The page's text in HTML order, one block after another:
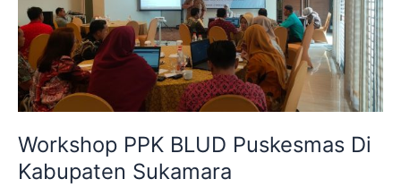
Workshop PPK BLUD Puskesmas Di
Kabupaten Sukamara
Kabupaten
Sukamara